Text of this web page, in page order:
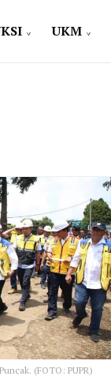
UKM
(FOTO: PUPR)